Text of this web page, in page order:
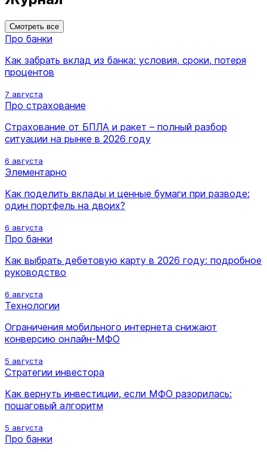
Смотреть все
Про банки
Как забрать вклад из банка: условия, сроки, потеря
процентов
7 августа
Про страхование
Страхование от БПЛА и ракет – полный разбор
ситуации на рынке в 2026 году
6 августа
Элементарно
Как поделить вклады и ценные бумаги при разводе:
один портфель на двоих?
6 августа
Про банки
Как выбрать дебетовую карту в 2026 году: подробное
руководство
6 августа
Технологии
Ограничения мобильного интернета снижают
конверсию онлайн-МФО
5 августа
Стратегии инвестора
Как вернуть инвестиции, если МФО разорилась:
пошаговый алгоритм
5 августа
Про банки